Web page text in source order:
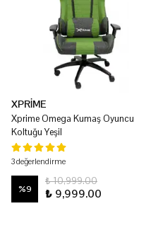
XPRİME
Xprime Omega Kumaş Oyuncu
Koltuğu Yeşil
3 değerlendirme
%9
₺ 10,999.00
₺ 9,999.00